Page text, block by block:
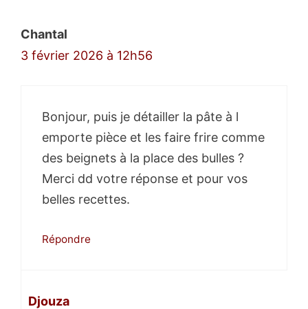
Chantal
3 février 2026 à 12h56
Bonjour, puis je détailler la pâte à l
emporte pièce et les faire frire comme
des beignets à la place des bulles ?
Merci dd votre réponse et pour vos
belles recettes.
Répondre
Djouza